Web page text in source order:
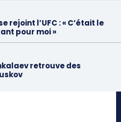
rejoint l’UFC : « C’était le
pour moi »
retrouve des